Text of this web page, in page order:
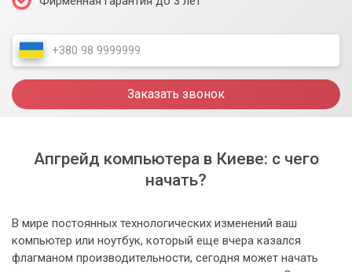
Заказать звонок
Апгрейд компьютера в Киеве: с чего
начать?
В мире постоянных технологических изменений ваш
компьютер или ноутбук, который еще вчера казался
флагманом производительности, сегодня может начать